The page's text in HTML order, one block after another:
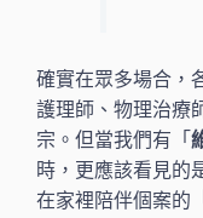
確實在眾多場合，
護理師、物理治療
宗。但當我們有「
時，更應該看見的
在家裡陪伴個案的